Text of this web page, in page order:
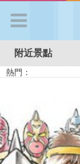
APP登入
搜尋景點
附近景點
熱門：